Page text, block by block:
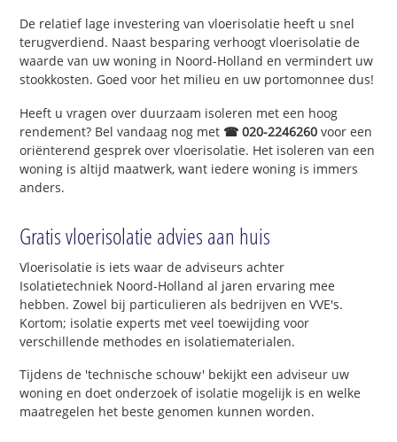
De relatief lage investering van vloerisolatie heeft u snel
terugverdiend. Naast besparing verhoogt vloerisolatie de
waarde van uw woning in Noord-Holland en vermindert uw
stookkosten. Goed voor het milieu en uw portomonnee dus!
Heeft u vragen over duurzaam isoleren met een hoog
rendement? Bel vandaag nog met ☎ 020-2246260 voor een
oriënterend gesprek over vloerisolatie. Het isoleren van een
woning is altijd maatwerk, want iedere woning is immers
anders.
Gratis vloerisolatie advies aan huis
Vloerisolatie is iets waar de adviseurs achter
Isolatietechniek Noord-Holland al jaren ervaring mee
hebben. Zowel bij particulieren als bedrijven en VVE's.
Kortom; isolatie experts met veel toewijding voor
verschillende methodes en isolatiematerialen.
Tijdens de 'technische schouw' bekijkt een adviseur uw
woning en doet onderzoek of isolatie mogelijk is en welke
maatregelen het beste genomen kunnen worden.